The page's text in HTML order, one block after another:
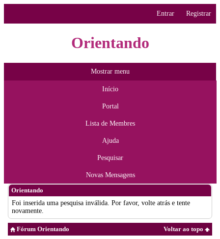
Entrar Registrar
Orientando
Mostrar menu
Início
Portal
Lista de Membres
Ajuda
Pesquisar
Novas Mensagens
Orientando
Foi inserida uma pesquisa inválida. Por favor, volte atrás e tente
novamente.
Voltar ao topo
Fórum Orientando